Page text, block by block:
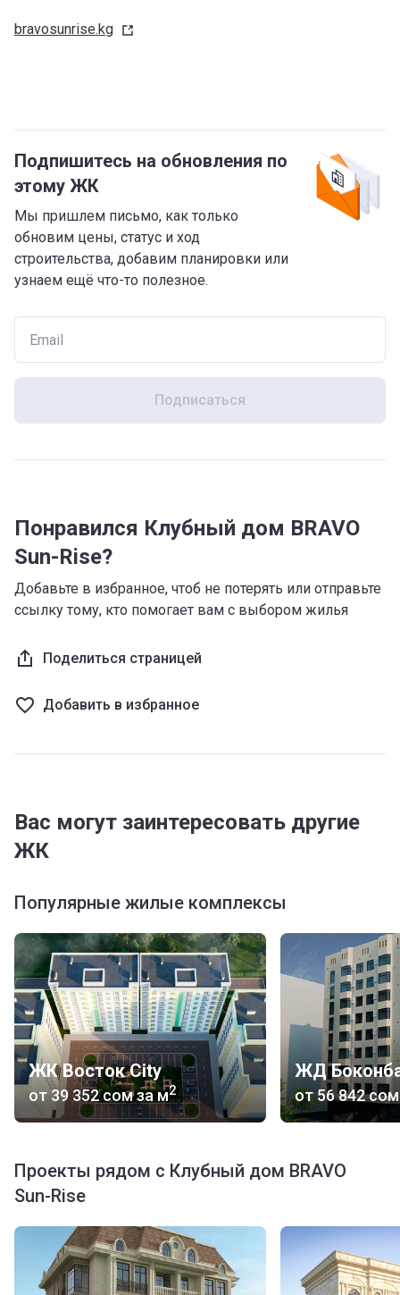
bravosunrise.kg
Подпишитесь на обновления по
этому ЖК
Мы пришлем письмо, как только
обновим цены, статус и ход
строительства, добавим планировки или
узнаем ещё что-то полезное.
Подписаться
Понравился Клубный дом BRAVO
Sun-Rise?
Добавьте в избранное, чтоб не потерять или отправьте
ссылку тому, кто помогает вам с выбором жилья
Поделиться страницей
Добавить в избранное
Вас могут заинтересовать другие
ЖК
Популярные жилые комплексы
ЖК Восток City
от‍39 352 сомза м2
ЖД
от‍56 842 сом
Проекты рядом с Клубный дом BRAVO
Sun-Rise